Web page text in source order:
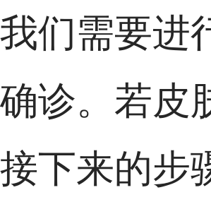
们需要进
诊。若皮
下来的步